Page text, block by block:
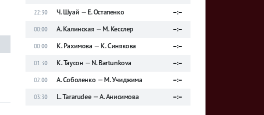
22:30 Ч. Шуай — Е. Остапенко –:–
00:00 А. Калинская — М. Кесслер –:–
00:00 К. Рахимова — К. Синякова –:–
01:30 К. Таусон — N. Bartunkova –:–
02:00 А. Соболенко — М. Учиджима –:–
03:30 L. Tararudee — А. Анисимова –:–